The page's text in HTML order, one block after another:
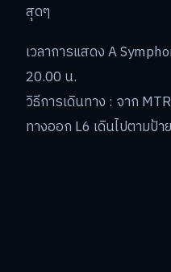
สุดๆ
เวลาการแสดง A
20.00 น.
วิธีการเดินทาง : จาก
ทางออก L6 เดินไปตามป้